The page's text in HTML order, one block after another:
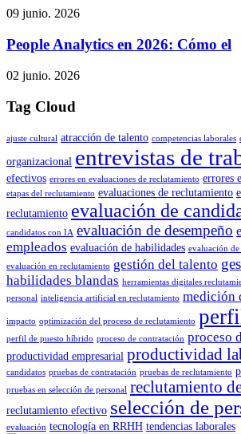
09 junio. 2026
People Analytics en 2026: Cómo el
02 junio. 2026
Tag Cloud
ajuste cultural atracción de talento competencias laborales
organizacional entrevistas de
efectivos errores en evaluaciones de reclutamiento errores
etapas del reclutamiento evaluaciones de reclutamiento
reclutamiento evaluación de
candidatos con IA evaluación de desempeño
empleados evaluación de habilidades evaluación
evaluación en reclutamiento gestión del talento
habilidades blandas herramientas digitales
personal inteligencia artificial en reclutamiento medición
impacto optimización del proceso de reclutamiento
perfil de puesto híbrido proceso de contratación proceso
productividad empresarial productividad
candidatos pruebas de contratación pruebas de reclutamiento
pruebas en selección de personal reclutamiento
reclutamiento efectivo selección de
evaluación tecnología en RRHH tendencias laborales